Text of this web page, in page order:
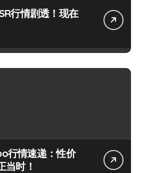
行情剧透！现在
行情速递：性价
当时！